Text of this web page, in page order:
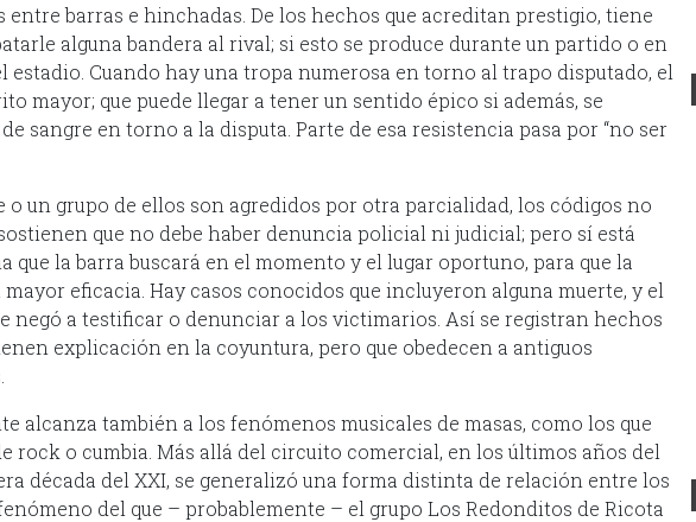
entre barras e hinchadas. De los hechos que acreditan prestigio, tiene
alguna bandera al rival; si esto se produce durante un partido o en
estadio. Cuando hay una tropa numerosa en torno al trapo disputado, el
mayor; que puede llegar a tener un sentido épico si además, se
sangre en torno a la disputa. Parte de esa resistencia pasa por “no ser
o un grupo de ellos son agredidos por otra parcialidad, los códigos no
que no debe haber denuncia policial ni judicial; pero sí está
que la barra buscará en el momento y el lugar oportuno, para que la
eficacia. Hay casos conocidos que incluyeron alguna muerte, y el
negó a testificar o denunciar a los victimarios. Así se registran hechos
explicación en la coyuntura, pero que obedecen a antiguos
alcanza también a los fenómenos musicales de masas, como los que
rock o cumbia. Más allá del circuito comercial, en los últimos años del
década del XXI, se generalizó una forma distinta de relación entre los
del que – probablemente – el grupo Los Redonditos de Ricota